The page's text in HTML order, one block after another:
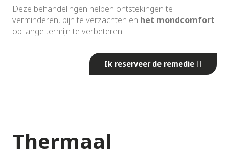
Deze behandelingen helpen ontstekingen te
verminderen, pijn te verzachten en het mondcomfort
op lange termijn te verbeteren.
Ik reserveer de remedie
Thermaal